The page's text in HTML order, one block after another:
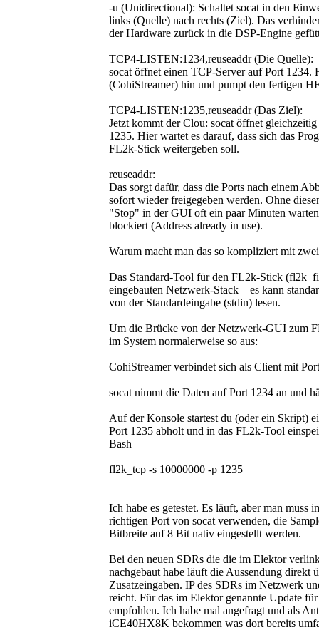
-u (Unidirectional): Schaltet socat in den
links (Quelle) nach rechts (Ziel). Das
der Hardware zurück in die DSP-Engine
TCP4-LISTEN:1234,reuseaddr (Die Quelle):
socat öffnet einen TCP-Server auf Port 1234.
(CohiStreamer) hin und pumpt den fertigen
TCP4-LISTEN:1235,reuseaddr (Das Ziel):
Jetzt kommt der Clou: socat öffnet
1235. Hier wartet es darauf, dass sich das
FL2k-Stick weitergeben soll.
reuseaddr:
Das sorgt dafür, dass die Ports nach einem
sofort wieder freigegeben werden. Ohne
"Stop" in der GUI oft ein paar Minuten
blockiert (Address already in use).
Warum macht man das so kompliziert mit
Das Standard-Tool für den FL2k-Stick
eingebauten Netzwerk-Stack – es kann
von der Standardeingabe (stdin) lesen.
Um die Brücke von der Netzwerk-GUI zum
im System normalerweise so aus:
CohiStreamer verbindet sich als Client mit
socat nimmt die Daten auf Port 1234 an und
Auf der Konsole startest du (oder ein Skript)
Port 1235 abholt und in das FL2k-Tool
Bash
fl2k_tcp -s 10000000 -p 1235
Ich habe es getestet. Es läuft, aber man muss
richtigen Port von socat verwenden, die
Bitbreite auf 8 Bit nativ eingestellt werden.
Bei den neuen SDRs die die im Elektor
nachgebaut habe läuft die Aussendung direkt
Zusatzeingaben. IP des SDRs im Netzwerk
reicht. Für das im Elektor genannte Update
empfohlen. Ich habe mal angefragt und als
iCE40HX8K bekommen was dort bereits